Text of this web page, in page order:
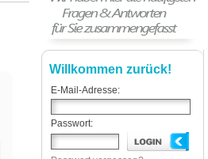
Willkommen zurück!
E-Mail-Adresse:
Passwort: